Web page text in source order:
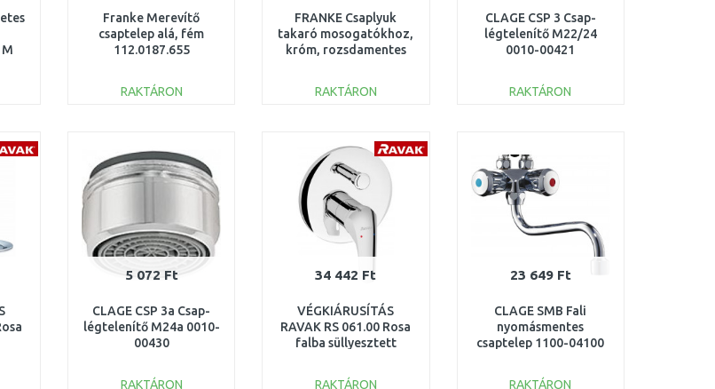
Franke Merevítő
csaptelep alá, fém
112.0187.655
RAKTÁRON
FRANKE Csaplyuk
takaró mosogatókhoz,
króm, rozsdamentes
RAKTÁRON
Összehasonlítás
CLAGE CSP 3 Csap-
légtelenítő M22/24
0010-00421
RAKTÁRON
5 072 Ft
CLAGE CSP 3a Csap-
légtelenítő M24a 0010-
00430
RAKTÁRON
34 442 Ft
VÉGKIÁRUSÍTÁS
RAVAK RS 061.00 Rosa
falba süllyesztett
belső
RAKTÁRON
23 649 Ft
CLAGE SMB Fali
nyomásmentes
csaptelep 1100-04100
RAKTÁRON